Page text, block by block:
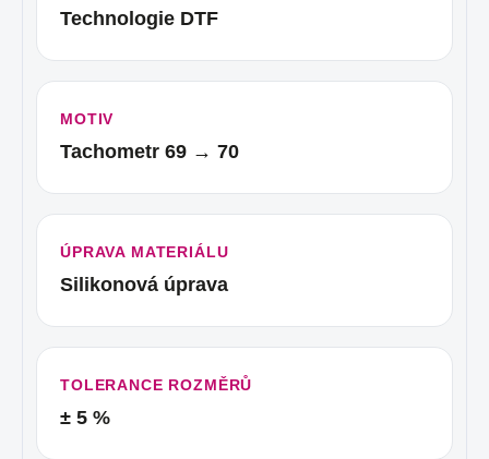
Technologie DTF
MOTIV
Tachometr 69 → 70
ÚPRAVA MATERIÁLU
Silikonová úprava
TOLERANCE ROZMĚRŮ
± 5 %